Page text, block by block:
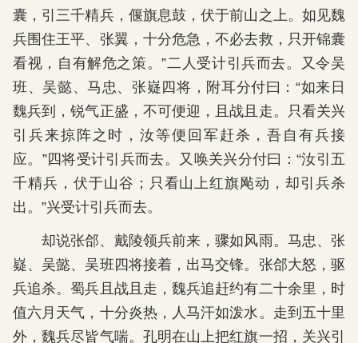
囊，引三千精兵，偃旗息鼓，伏于前山之上。如见魏
兵围住王平、张翼，十分危急，不必去救，只开锦囊
看视，自有解危之策。”二人受计引兵而去。又令吴
班、吴懿、马忠、张嶷四将，附耳分付曰：“如来日
魏兵到，锐气正盛，不可便迎，且战且走。只看关兴
引兵来掠阵之时，汝等便回军赶杀，吾自有兵接
应。”四将受计引兵而去。又唤关兴分付曰：“汝引五
千精兵，伏于山谷；只看山上红旗飐动，却引兵杀
出。”兴受计引兵而去。
却说张郃、戴陵领兵前来，骤如风雨。马忠、张
嶷、吴懿、吴班四将接着，出马交锋。张郃大怒，驱
兵追杀。蜀兵且战且走，魏兵追赶约有二十余里，时
值六月天气，十分炎热，人马汗如泼水。走到五十里
外，魏兵尽皆气喘。孔明在山上把红旗一招，关兴引